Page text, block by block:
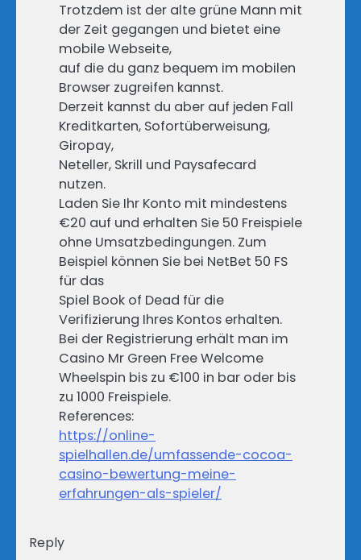
Trotzdem ist der alte grüne Mann mit
der Zeit gegangen und bietet eine
mobile Webseite,
auf die du ganz bequem im mobilen
Browser zugreifen kannst.
Derzeit kannst du aber auf jeden Fall
Kreditkarten, Sofortüberweisung,
Giropay,
Neteller, Skrill und Paysafecard
nutzen.
Laden Sie Ihr Konto mit mindestens
€20 auf und erhalten Sie 50 Freispiele
ohne Umsatzbedingungen. Zum
Beispiel können Sie bei NetBet 50 FS
für das
Spiel Book of Dead für die
Verifizierung Ihres Kontos erhalten.
Bei der Registrierung erhält man im
Casino Mr Green Free Welcome
Wheelspin bis zu €100 in bar oder bis
zu 1000 Freispiele.
References:
https://online-
spielhallen.de/umfassende-cocoa-
casino-bewertung-meine-
erfahrungen-als-spieler/
Reply